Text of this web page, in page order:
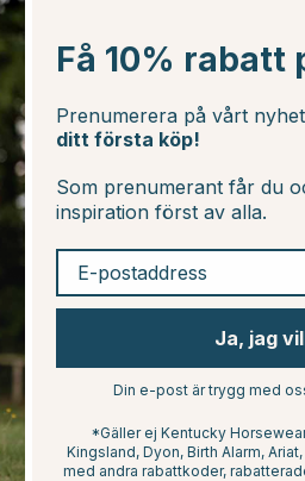
Få 10% rabatt
Prenumerera på vårt
ditt första köp!
Som prenumerant får du
inspiration först av alla.
E-postaddress
Ja, jag
Din e-post är trygg med
*Gäller ej Kentucky
Kingsland, Dyon, Birth Alarm,
med andra rabattkoder,